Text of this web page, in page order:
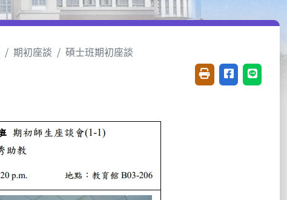
期初座談 碩士班期初座談
友善列印(開新視窗)
分享至臉書(
分享至